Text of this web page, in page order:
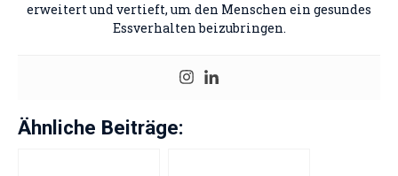
erweitert und vertieft, um den Menschen ein gesundes
Essverhalten beizubringen.
Ähnliche Beiträge: